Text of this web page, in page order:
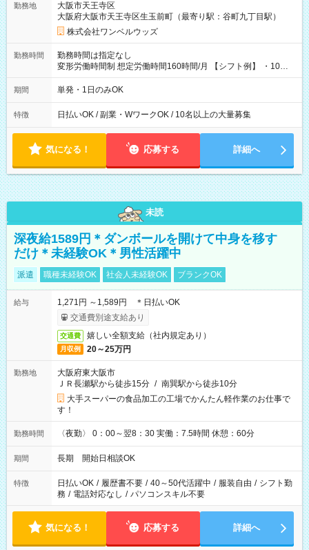
勤務地
大阪市天王寺区
大阪府大阪市天王寺区生玉前町（最寄り駅：谷町九丁目駅）
株式会社ワンベルウッズ
勤務時間
勤務時間は指定なし
変形労働時間制 想定労働時間160時間/月 【シフト例】 ・10：
00～20：00
期間 単発・1日のみOK
特徴 日払いOK / 副業・WワークOK / 10名以上の大量募集
気になる！ 応募する 詳細へ
未読
深夜給1589円＊ダンボールを開けて中身を移す
だけ＊未経験OK＊男性活躍中
派遣 職種未経験OK 社会人未経験OK ブランクOK
給与
1,271円 ～1,589円 ＊日払いOK
交通費別途支給あり
交通費 嬉しい全額支給（社内規定あり）
月収例 20～25万円
勤務地
大阪府東大阪市
ＪＲ長瀬駅から徒歩15分 / 南巽駅から徒歩10分
大手スーパーの食品加工の工場でかんたん軽作業のお仕事で
す！
勤務時間 〈夜勤〉 0：00～翌8：30 実働：7.5時間 休憩：60分
期間 長期 開始日相談OK
特徴 日払いOK / 履歴書不要 / 40～50代活躍中 / 服装自由 / シフト勤
務 / 電話対応なし / パソコンスキル不要
気になる！ 応募する 詳細へ